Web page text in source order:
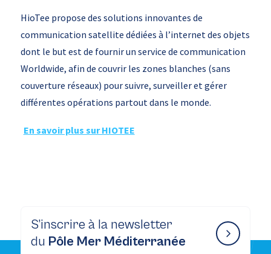
HioTee propose des solutions innovantes de
communication satellite dédiées à l’internet des objets
dont le but est de fournir un service de communication
Worldwide, afin de couvrir les zones blanches (sans
couverture réseaux) pour suivre, surveiller et gérer
différentes opérations partout dans le monde.
En savoir plus sur HIOTEE
S’inscrire à la newsletter
du Pôle Mer Méditerranée